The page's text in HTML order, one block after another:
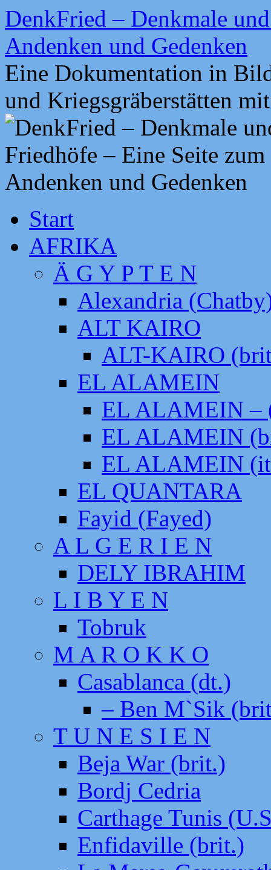
Zum
Inhalt
springen
DenkFried – Denkmale
Andenken und Gedenken
Eine Dokumentation in
und Kriegsgräberstätten
Start
AFRIKA
Ä G Y P T E N
Alexandria
ALT KAIRO
ALT-KAIRO
EL ALAMEIN
EL ALAMEIN –
EL ALAMEIN
EL ALAMEIN
EL QUANTARA
Fayid (Fayed)
A L G E R I E N
DELY IBRAHIM
L I B Y E N
Tobruk
M A R O K K O
Casablanca (dt.)
– Ben M`Sik
T U N E S I E N
Beja War (brit.)
Bordj Cedria
Carthage Tunis
Enfidaville (brit.)